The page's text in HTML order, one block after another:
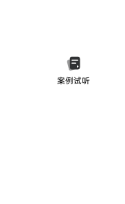
案例试听